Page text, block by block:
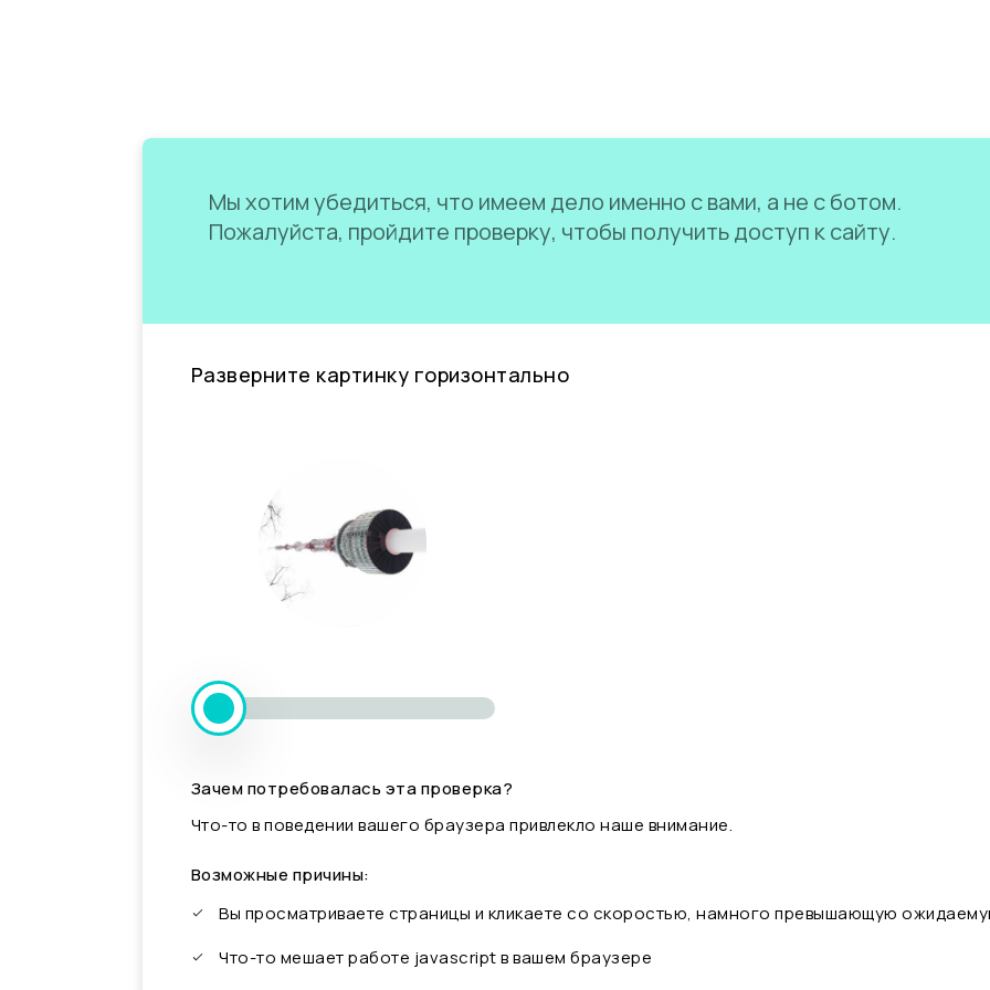
Мы хотим убедиться, что имеем дело именно с вами, а не с ботом.
Пожалуйста, пройдите проверку, чтобы получить доступ к сайту.
Разверните картинку горизонтально
Зачем потребовалась эта проверка?
Что-то в поведении вашего браузера привлекло наше внимание.
Возможные причины:
Вы просматриваете страницы и кликаете со скоростью, намного превышающую
Что-то мешает работе javascript в вашем браузере